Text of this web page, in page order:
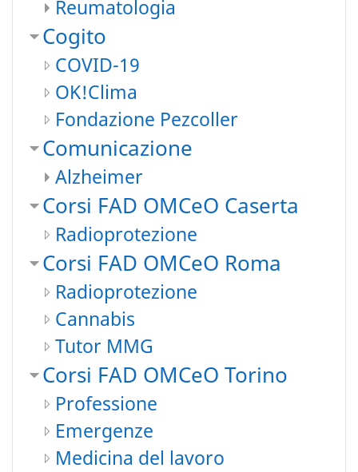
Reumatologia
Cogito
COVID-19
OK!Clima
Fondazione Pezcoller
Comunicazione
Alzheimer
Corsi FAD OMCeO Caserta
Radioprotezione
Corsi FAD OMCeO Roma
Radioprotezione
Cannabis
Tutor MMG
Corsi FAD OMCeO Torino
Professione
Emergenze
Medicina del lavoro